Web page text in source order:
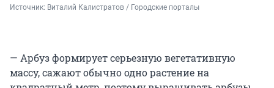
Источник: Виталий Калистратов / Городские порталы
— Арбуз формирует серьезную вегетативную
массу, сажают обычно одно растение на